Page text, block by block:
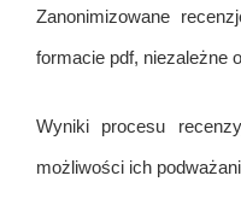
Zanonimizowane
formacie pdf, niezależne
Wyniki procesu
możliwości ich